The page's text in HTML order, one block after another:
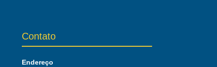
Contato
Endereço